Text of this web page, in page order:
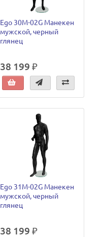
Ego 30M-02G Манекен
мужской, черный
глянец
38 199 ₽
Ego 31M-02G Манекен
мужской, черный
глянец
38 199 ₽